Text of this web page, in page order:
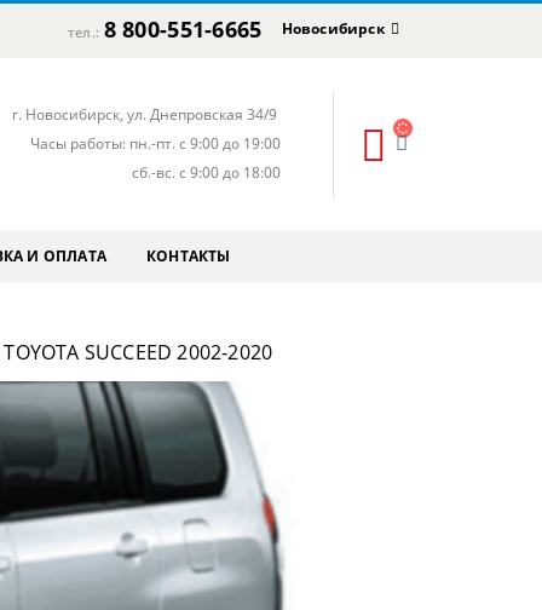
тел.: 8 800-551-6665 Новосибирск
г. Новосибирск, ул. Днепровская 34/9
Часы работы: пн.-пт. с 9:00 до 19:00
сб.-вс. с 9:00 до 18:00
И ОПЛАТА КОНТАКТЫ
SUCCEED 2002-2020